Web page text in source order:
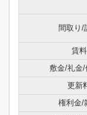
間取り/
賃料
敷金/礼金/
更新
権利金/